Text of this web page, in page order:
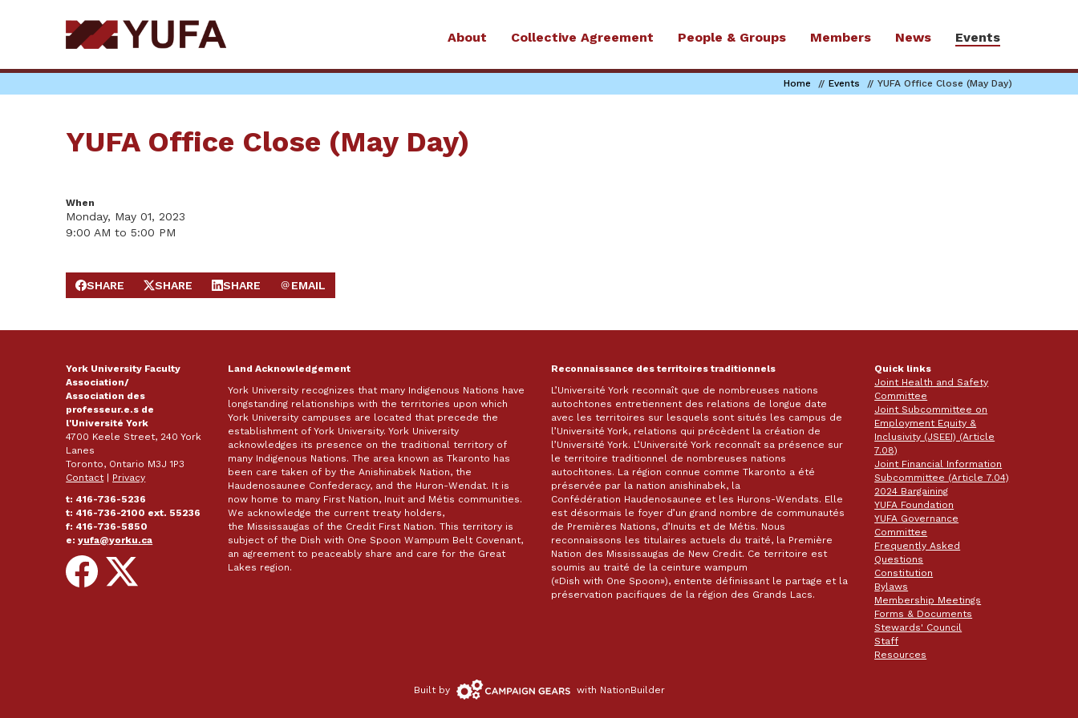
About Collective Agreement People & Groups Members News Events
Home Events YUFA Office Close (May Day)
YUFA Office Close (May Day)
When
Monday, May 01, 2023
9:00 AM to 5:00 PM
SHARE ON FACEBOOK
SHARE
SHARE ON X
SHARE
SHARE ON LINKEDIN
SHARE
SEND EMAIL
EMAIL
York University Faculty
Association/
Association des
professeur.e.s de
l'Université York
4700 Keele Street, 240 York
Lanes
Toronto, Ontario M3J 1P3
Contact| Privacy
t: 416-736-5236
t: 416-736-2100 ext. 55236
f: 416-736-5850
e:yufa@yorku.ca
Follow
on
Facebook
Follow
on
X
Land Acknowledgement
York University recognizes that many Indigenous Nations have
longstanding relationships with the territories upon which
York University campuses are located that precede the
establishment of York University. York University
acknowledges its presence on the traditional territory of
many Indigenous Nations. The area known as Tkaronto has
been care taken of by the Anishinabek Nation, the
Haudenosaunee Confederacy, and the Huron-Wendat. It is
now home to many First Nation, Inuit and Métis communities.
We acknowledge the current treaty holders,
the Mississaugas of the Credit First Nation. This territory is
subject of the Dish with One Spoon Wampum Belt Covenant,
an agreement to peaceably share and care for the Great
Lakes region.
Reconnaissance des territoires traditionnels
L’Université York reconnaît que de nombreuses nations
autochtones entretiennent des relations de longue date
avec les territoires sur lesquels sont situés les campus de
l’Université York, relations qui précèdent la création de
l’Université York. L’Université York reconnaît sa présence sur
le territoire traditionnel de nombreuses nations
autochtones. La région connue comme Tkaronto a été
préservée par la nation anishinabek, la
Confédération Haudenosaunee et les Hurons-Wendats. Elle
est désormais le foyer d’un grand nombre de communautés
de Premières Nations, d’Inuits et de Métis. Nous
reconnaissons les titulaires actuels du traité, la Première
Nation des Mississaugas de New Credit. Ce territoire est
soumis au traité de la ceinture wampum
(«Dish with One Spoon»), entente définissant le partage et la
préservation pacifiques de la région des Grands Lacs.
Quick links
Joint Health and Safety
Committee
Joint Subcommittee on
Employment Equity &
Inclusivity (JSEEI) (Article
7.08)
Joint Financial Information
Subcommittee (Article 7.04)
2024 Bargaining
YUFA Foundation
YUFA Governance
Committee
Frequently Asked
Questions
Constitution
Bylaws
Membership Meetings
Forms & Documents
Stewards' Council
Staff
Resources
Built by Campaign with NationBuilder